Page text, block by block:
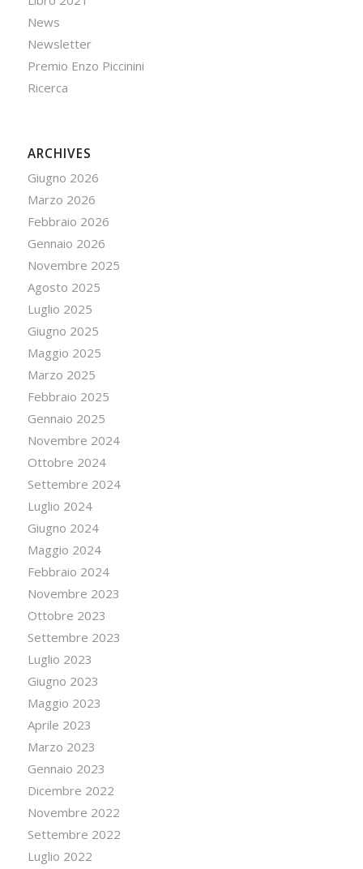
News
Newsletter
Premio Enzo Piccinini
Ricerca
ARCHIVES
Giugno 2026
Marzo 2026
Febbraio 2026
Gennaio 2026
Novembre 2025
Agosto 2025
Luglio 2025
Giugno 2025
Maggio 2025
Marzo 2025
Febbraio 2025
Gennaio 2025
Novembre 2024
Ottobre 2024
Settembre 2024
Luglio 2024
Giugno 2024
Maggio 2024
Febbraio 2024
Novembre 2023
Ottobre 2023
Settembre 2023
Luglio 2023
Giugno 2023
Maggio 2023
Aprile 2023
Marzo 2023
Gennaio 2023
Dicembre 2022
Novembre 2022
Settembre 2022
Luglio 2022